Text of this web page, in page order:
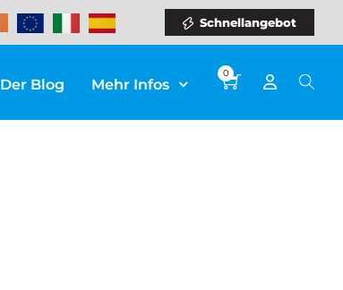
Schnellangebot
Der Blog Mehr Infos
0